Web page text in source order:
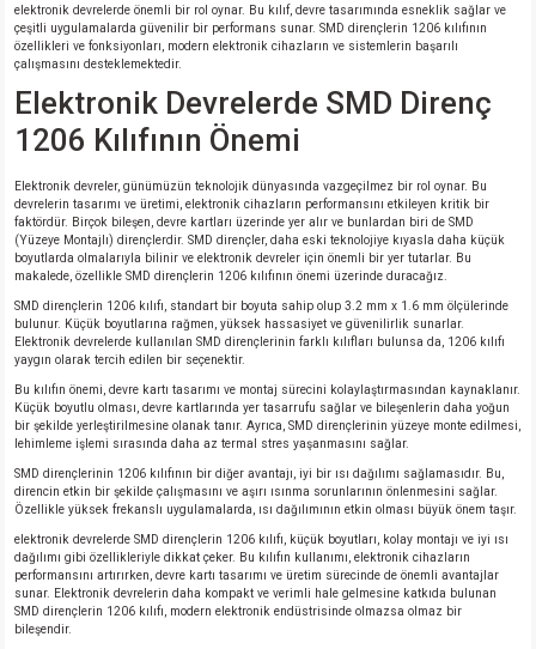
elektronik devrelerde önemli bir rol oynar. Bu kılıf, devre tasarımında esneklik sağlar ve
çeşitli uygulamalarda güvenilir bir performans sunar. SMD dirençlerin 1206 kılıfının
özellikleri ve fonksiyonları, modern elektronik cihazların ve sistemlerin başarılı
çalışmasını desteklemektedir.
Elektronik Devrelerde SMD Direnç
1206 Kılıfının Önemi
Elektronik devreler, günümüzün teknolojik dünyasında vazgeçilmez bir rol oynar. Bu
devrelerin tasarımı ve üretimi, elektronik cihazların performansını etkileyen kritik bir
faktördür. Birçok bileşen, devre kartları üzerinde yer alır ve bunlardan biri de SMD
(Yüzeye Montajlı) dirençlerdir. SMD dirençler, daha eski teknolojiye kıyasla daha küçük
boyutlarda olmalarıyla bilinir ve elektronik devreler için önemli bir yer tutarlar. Bu
makalede, özellikle SMD dirençlerin 1206 kılıfının önemi üzerinde duracağız.
SMD dirençlerin 1206 kılıfı, standart bir boyuta sahip olup 3.2 mm x 1.6 mm ölçülerinde
bulunur. Küçük boyutlarına rağmen, yüksek hassasiyet ve güvenilirlik sunarlar.
Elektronik devrelerde kullanılan SMD dirençlerinin farklı kılıfları bulunsa da, 1206 kılıfı
yaygın olarak tercih edilen bir seçenektir.
Bu kılıfın önemi, devre kartı tasarımı ve montaj sürecini kolaylaştırmasından kaynaklanır.
Küçük boyutlu olması, devre kartlarında yer tasarrufu sağlar ve bileşenlerin daha yoğun
bir şekilde yerleştirilmesine olanak tanır. Ayrıca, SMD dirençlerinin yüzeye monte edilmesi,
lehimleme işlemi sırasında daha az termal stres yaşanmasını sağlar.
SMD dirençlerinin 1206 kılıfının bir diğer avantajı, iyi bir ısı dağılımı sağlamasıdır. Bu,
direncin etkin bir şekilde çalışmasını ve aşırı ısınma sorunlarının önlenmesini sağlar.
Özellikle yüksek frekanslı uygulamalarda, ısı dağılımının etkin olması büyük önem taşır.
elektronik devrelerde SMD dirençlerin 1206 kılıfı, küçük boyutları, kolay montajı ve iyi ısı
dağılımı gibi özellikleriyle dikkat çeker. Bu kılıfın kullanımı, elektronik cihazların
performansını artırırken, devre kartı tasarımı ve üretim sürecinde de önemli avantajlar
sunar. Elektronik devrelerin daha kompakt ve verimli hale gelmesine katkıda bulunan
SMD dirençlerin 1206 kılıfı, modern elektronik endüstrisinde olmazsa olmaz bir
bileşendir.